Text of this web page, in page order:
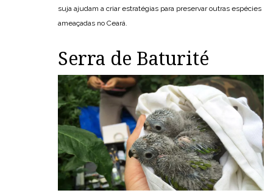
suja ajudam a criar estratégias para preservar outras espécies
ameaçadas no Ceará.
Serra de Baturité